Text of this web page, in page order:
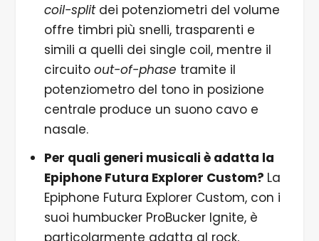
coil-split dei potenziometri del volume
offre timbri più snelli, trasparenti e
simili a quelli dei single coil, mentre il
circuito out-of-phase tramite il
potenziometro del tono in posizione
centrale produce un suono cavo e
nasale.
Per quali generi musicali è adatta la
Epiphone Futura Explorer Custom? La
Epiphone Futura Explorer Custom, con i
suoi humbucker ProBucker Ignite, è